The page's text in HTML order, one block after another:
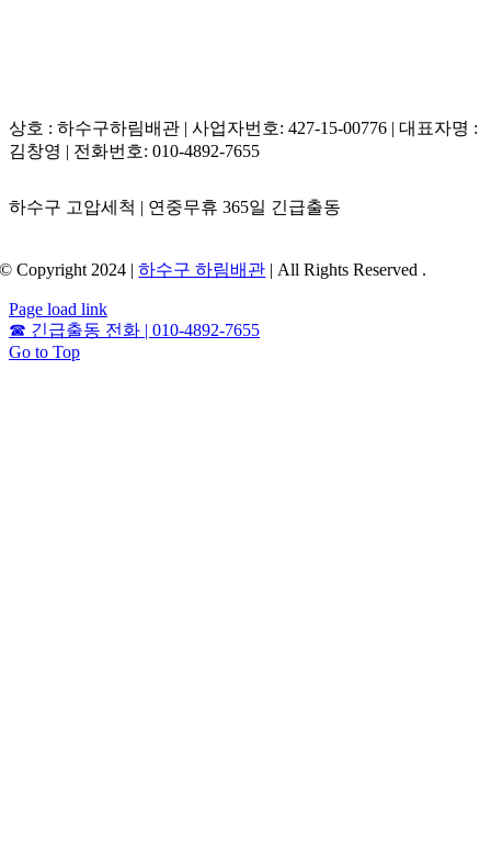
상호 : 하수구하림배관 | 사업자번호: 427-15-00776 | 대표자명 :
김창영 | 전화번호: 010-4892-7655
하수구 고압세척 | 연중무휴 365일 긴급출동
© Copyright 2024 |하수구 하림배관 | All Rights Reserved .
Page load link
☎ 긴급출동 전화 | 010-4892-7655
Go to Top